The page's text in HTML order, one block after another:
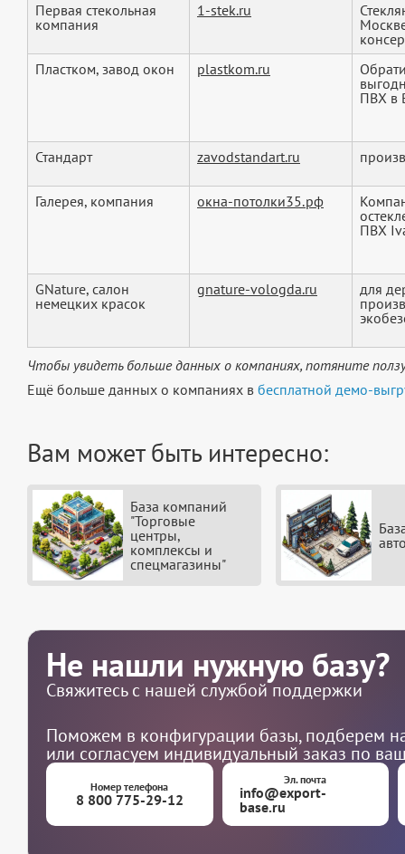
Первая стекольная
компания
1-stek.ru
Пластком, завод окон
plastkom.ru
ПВХ в
Стандарт zavodstandart.ru
Галерея, компания окна-потолки35.рф
ПВХ
GNature, салон
немецких красок
gnature-vologda.ru
для
Чтобы увидеть больше данных о компаниях, потяните
Ещё больше данных о компаниях в бесплатной демо-
Вам может быть интересно:
База компаний
"Торговые
центры,
комплексы и
спецмагазины"
Не нашли нужную базу?
Свяжитесь с нашей службой поддержки
Поможем в конфигурации базы, подберем
или согласуем индивидуальный заказ по
Номер телефона
8 800 775-29-12
Эл. почта
info@export-
base.ru